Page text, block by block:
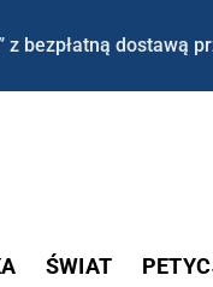
z bezpłatną dostawą
ŚWIAT